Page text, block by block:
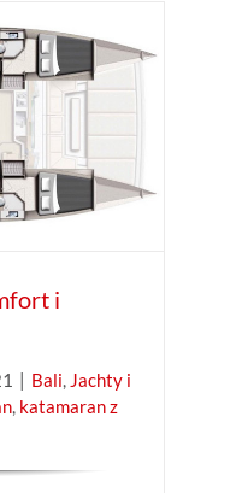
i
| Bali Jachty i
, katamaran z